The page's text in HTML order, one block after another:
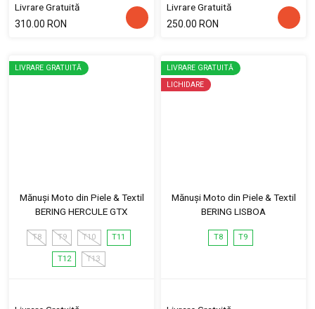
Livrare Gratuită
310.00 RON
Livrare Gratuită
250.00 RON
LIVRARE GRATUITĂ
Mănuși Moto din Piele & Textil
BERING HERCULE GTX
T8 T9 T10 T11
T12 T13
LIVRARE GRATUITĂ
LICHIDARE
Mănuși Moto din Piele & Textil
BERING LISBOA
T8 T9